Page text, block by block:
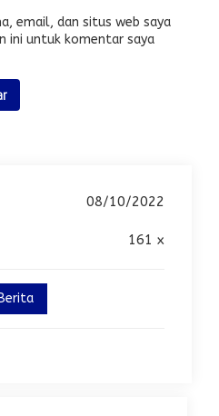
email, dan situs web saya
ini untuk komentar saya
08/10/2022
161 x
Berita